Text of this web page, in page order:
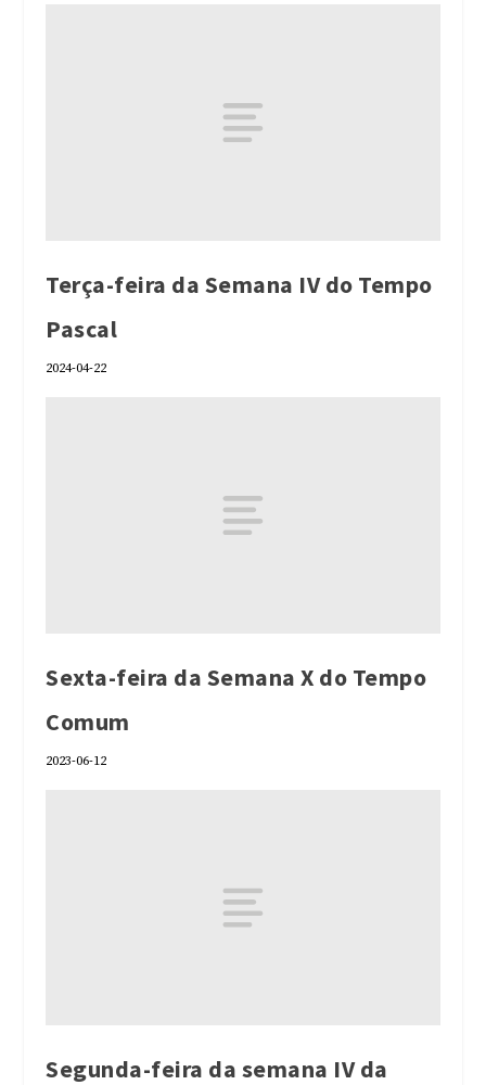
Terça-feira da Semana IV do Tempo
Pascal
2024-04-22
Sexta-feira da Semana X do Tempo
Comum
2023-06-12
Segunda-feira da semana IV da